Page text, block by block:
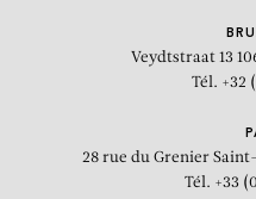
Veydtstraat 13
Tél. +32
28 rue du Grenier
Tél. +33